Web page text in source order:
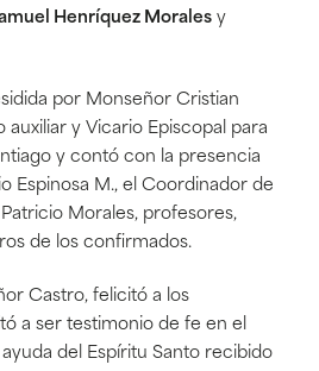
Henríquez Morales y
por Monseñor Cristian
auxiliar y Vicario Episcopal para
y contó con la presencia
Espinosa M., el Coordinador de
Morales, profesores,
de los confirmados.
Castro, felicitó a los
a ser testimonio de fe en el
del Espíritu Santo recibido